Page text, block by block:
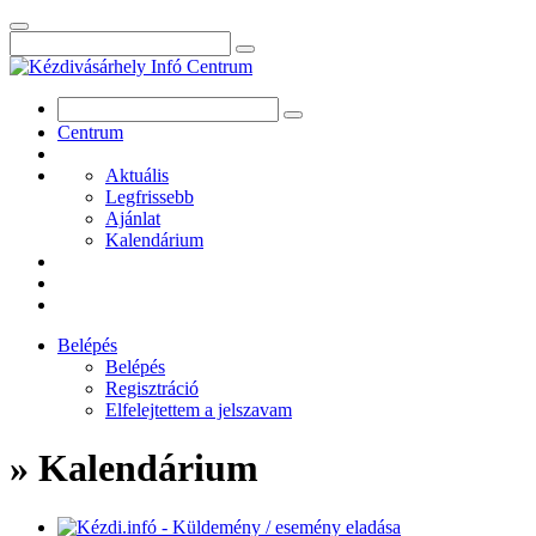
Centrum
Aktuális
Legfrissebb
Ajánlat
Kalendárium
Belépés
Belépés
Regisztráció
Elfelejtettem a jelszavam
» Kalendárium